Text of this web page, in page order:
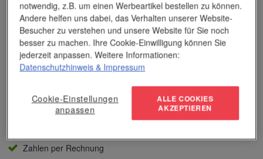
Das Unternehmen verfügt über jahrzehntelange Erfahrung im
Bereich der Werbemittelveredelung und im Werbeartikel-Markt.
Dieses Wissen kommt unseren Kunden tagtäglich zugute,
insbesondere wenn es um professionellenWerbedruck und
andere Veredelungsverfahren geht.
Zahlen per Rechnung
notwendig, z.B. um einen Werbeartikel bestellen zu können.
Andere helfen uns dabei, das Verhalten unserer Website-
Besucher zu verstehen und unsere Website für Sie noch
besser zu machen. Ihre Cookie-Einwilligung können Sie
jederzeit anpassen. Weitere Informationen:
Datenschutzhinweis & Impressum
Cookie-Einstellungen
anpassen
ALLE COOKIES
AKZEPTIEREN